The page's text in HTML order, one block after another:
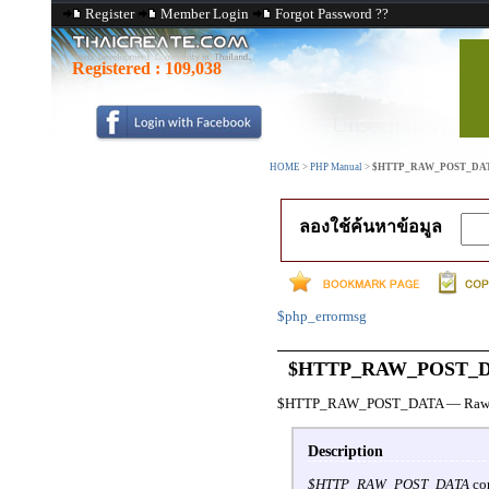
Register Member Login Forgot Password ??
Registered : 109,038
HOME > PHP Manual >
ลองใช้ค้นหาข้อมูล
$php_errormsg
$HTTP_RAW_POST_DATA—
Description
$HTTP_RAW_POST_DATA